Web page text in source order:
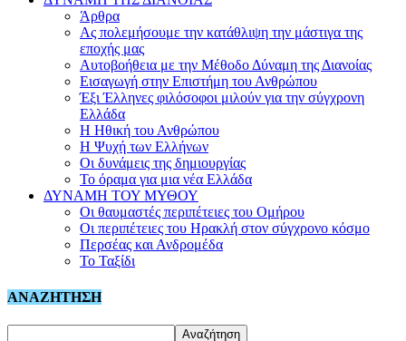
Άρθρα
Ας πολεμήσουμε την κατάθλιψη την μάστιγα της
εποχής μας
Αυτοβοήθεια με την Μέθοδο Δύναμη της Διανοίας
Εισαγωγή στην Επιστήμη του Ανθρώπου
Έξι Έλληνες φιλόσοφοι μιλούν για την σύγχρονη
Ελλάδα
Η Ηθική του Ανθρώπου
Η Ψυχή των Ελλήνων
Οι δυνάμεις της δημιουργίας
Το όραμα για μια νέα Ελλάδα
ΔΥΝΑΜΗ ΤΟΥ ΜΥΘΟΥ
Οι θαυμαστές περιπέτειες του Ομήρου
Οι περιπέτειες του Ηρακλή στον σύγχρονο κόσμο
Περσέας και Ανδρομέδα
Το Ταξίδι
ΑΝΑΖΗΤΗΣΗ